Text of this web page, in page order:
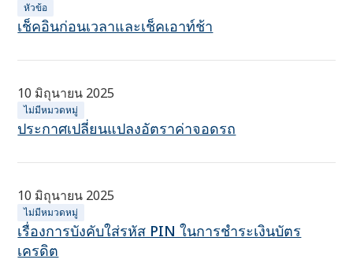
หัวข้อ
เช็คอินก่อนเวลาและเช็คเอาท์ช้า
10 มิถุนายน 2025
ไม่มีหมวดหมู่
ประกาศเปลี่ยนแปลงอัตราค่าจอดรถ
10 มิถุนายน 2025
ไม่มีหมวดหมู่
เรื่องการบังคับใส่รหัส PIN ในการชำระเงินบัตร
เครดิต